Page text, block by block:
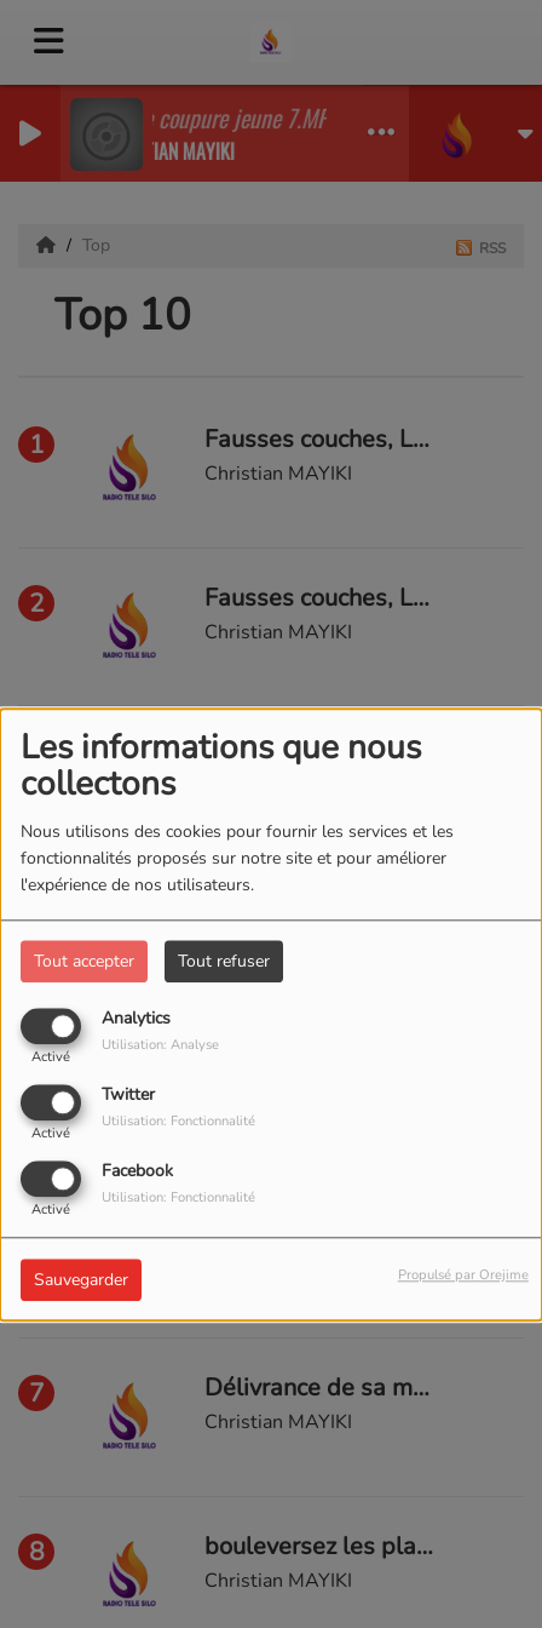
Les informations que nous
collectons
Nous utilisons des cookies pour fournir les services et les
fonctionnalités proposés sur notre site et pour améliorer
l'expérience de nos utilisateurs.
Tout accepter Tout refuser
Analytics
Activé
Utilisation: Analyse
Twitter
Activé
Utilisation: Fonctionnalité
Facebook
Activé
Utilisation: Fonctionnalité
Sauvegarder Propulsé par Orejime
Priere coupure jeune 7.MP3
CHRISTIAN MAYIKI
Top
Top 10
RSS
1 Fausses couches, Les causes spirituelles 2eme Partie
Christian MAYIKI
2 Fausses couches, Les causes spirituelles 3ème Partie
Christian MAYIKI
3 Fausses couches, Les causes spirituelles 1ere Partie
4 Fatigue de cette vie de souffrance
Christian MAYIKI
5
6 Soyez bénis en Christ
7 Délivrance de sa maison 2eme
Christian MAYIKI
8 bouleversez les plans satanit
Christian MAYIKI